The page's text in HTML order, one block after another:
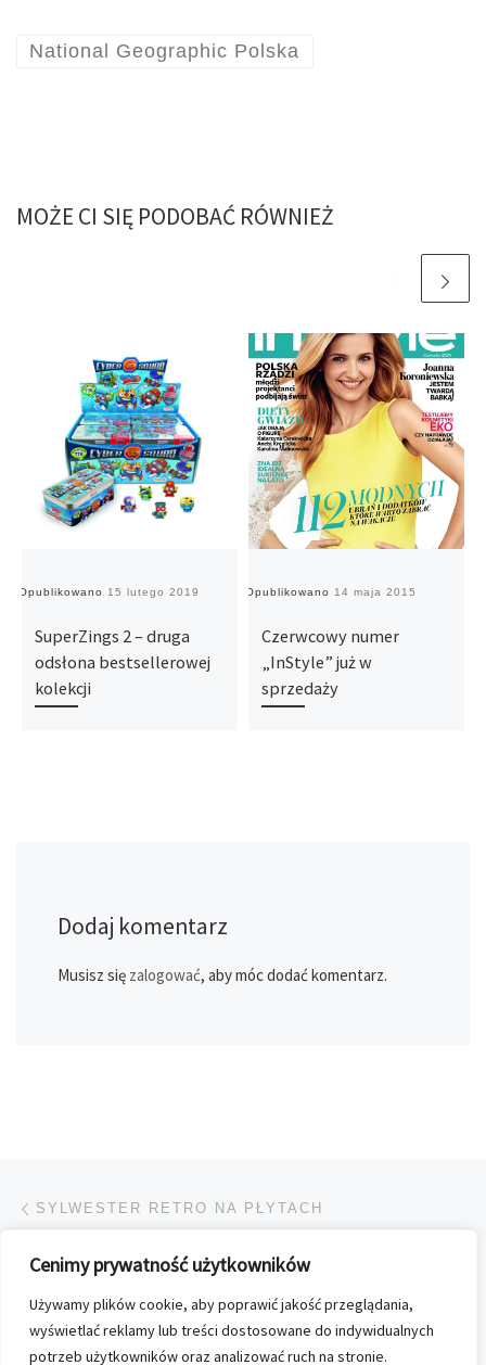
Cenimy prywatność użytkowników
Używamy plików cookie, aby poprawić jakość przeglądania,
wyświetlać reklamy lub treści dostosowane do indywidualnych
potrzeb użytkowników oraz analizować ruch na stronie.
National Geographic Polska
MOŻE CI SIĘ PODOBAĆ RÓWNIEŻ
Opublikowano 15 lutego 2019
SuperZings 2 – druga
odsłona bestsellerowej
kolekcji
Opublikowano 14 maja 2015
Czerwcowy numer
„InStyle” już w
sprzedaży
Dodaj komentarz
Musisz się zalogować, aby móc dodać komentarz.
Przeglądanie Wpisów
SYLWESTER RETRO NA PŁYTACH
POWRÓT DO LISTY
KALENDARZ „WYSOKICH OBCASÓW” NA 2016